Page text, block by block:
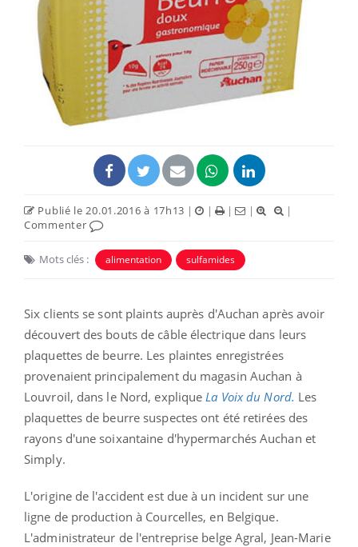
Publié le 20.01.2016 à 17h13 | | | |
|
Commenter
Mots clés : alimentation sulfamides
Six clients se sont plaints auprès d'Auchan après avoir
découvert des bouts de câble électrique dans leurs
plaquettes de beurre. Les plaintes enregistrées
provenaient principalement du magasin Auchan à
Louvroil, dans le Nord, explique La Voix du Nord. Les
plaquettes de beurre suspectes ont été retirées des
rayons d'une soixantaine d'hypermarchés Auchan et
Simply.
L'origine de l'accident est due à un incident sur une
ligne de production à Courcelles, en Belgique.
L'administrateur de l'entreprise belge Agral, Jean-Marie